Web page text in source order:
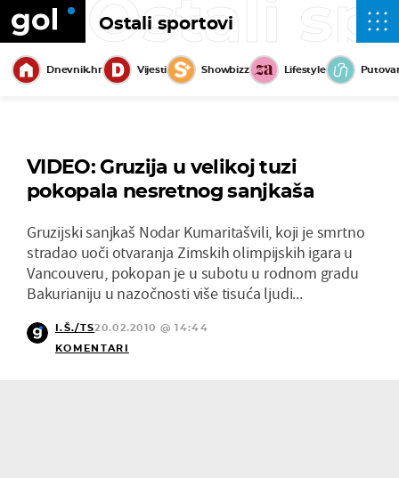
Ostali sportovi
Ostali
Dnevnik.hr Vijesti Showbizz Lifestyle
VIDEO: Gruzija u velikoj tuzi
pokopala nesretnog sanjkaša
Gruzijski sanjkaš Nodar Kumaritašvili, koji je smrtno
stradao uoči otvaranja Zimskih olimpijskih igara u
Vancouveru, pokopan je u subotu u rodnom gradu
Bakurianiju u nazočnosti više tisuća ljudi...
I.Š./TS20.02.2010 @ 14:44
KOMENTARI